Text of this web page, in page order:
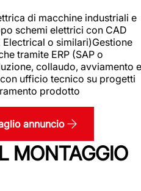
di macchine industriali e
schemi elettrici con CAD
Electrical o similari)Gestione
tramite ERP (SAP o
collaudo, avviamento e
ufficio tecnico su progetti
prodotto
annuncio
MONTAGGIO